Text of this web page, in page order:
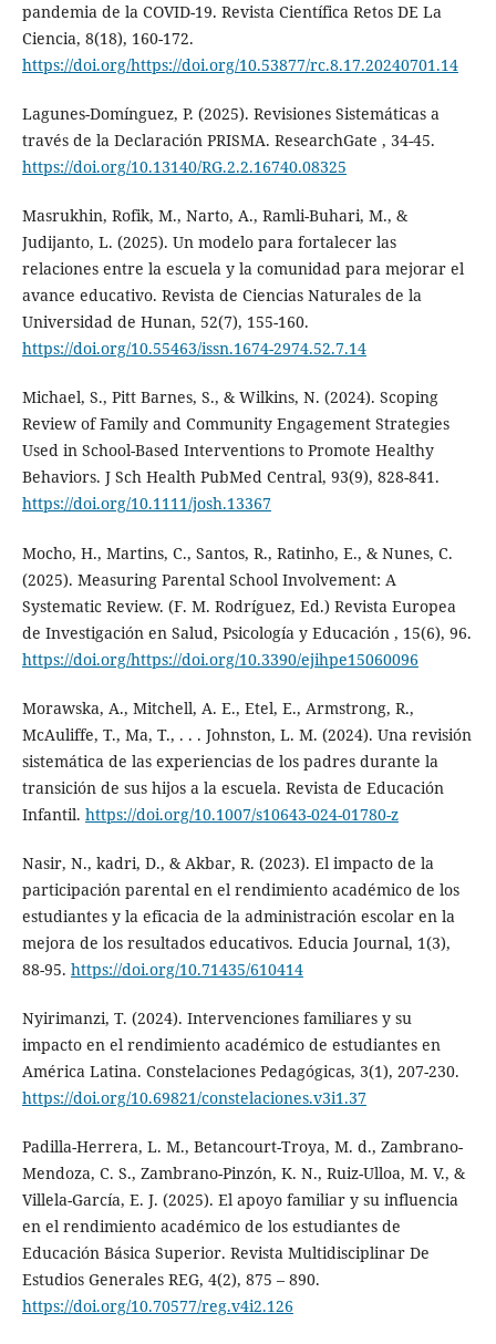
pandemia de la COVID-19. Revista Científica Retos DE La
Ciencia, 8(18), 160-172.
https://doi.org/https://doi.org/10.53877/rc.8.17.20240701.14
Lagunes-Domínguez, P. (2025). Revisiones Sistemáticas a
través de la Declaración PRISMA. ResearchGate , 34-45.
https://doi.org/10.13140/RG.2.2.16740.08325
Masrukhin, Rofik, M., Narto, A., Ramli-Buhari, M., &
Judijanto, L. (2025). Un modelo para fortalecer las
relaciones entre la escuela y la comunidad para mejorar el
avance educativo. Revista de Ciencias Naturales de la
Universidad de Hunan, 52(7), 155-160.
https://doi.org/10.55463/issn.1674-2974.52.7.14
Michael, S., Pitt Barnes, S., & Wilkins, N. (2024). Scoping
Review of Family and Community Engagement Strategies
Used in School-Based Interventions to Promote Healthy
Behaviors. J Sch Health PubMed Central, 93(9), 828-841.
https://doi.org/10.1111/josh.13367
Mocho, H., Martins, C., Santos, R., Ratinho, E., & Nunes, C.
(2025). Measuring Parental School Involvement: A
Systematic Review. (F. M. Rodríguez, Ed.) Revista Europea
de Investigación en Salud, Psicología y Educación , 15(6), 96.
https://doi.org/https://doi.org/10.3390/ejihpe15060096
Morawska, A., Mitchell, A. E., Etel, E., Armstrong, R.,
McAuliffe, T., Ma, T., . . . Johnston, L. M. (2024). Una revisión
sistemática de las experiencias de los padres durante la
transición de sus hijos a la escuela. Revista de Educación
Infantil. https://doi.org/10.1007/s10643-024-01780-z
Nasir, N., kadri, D., & Akbar, R. (2023). El impacto de la
participación parental en el rendimiento académico de los
estudiantes y la eficacia de la administración escolar en la
mejora de los resultados educativos. Educia Journal, 1(3),
88-95. https://doi.org/10.71435/610414
Nyirimanzi, T. (2024). Intervenciones familiares y su
impacto en el rendimiento académico de estudiantes en
América Latina. Constelaciones Pedagógicas, 3(1), 207-230.
https://doi.org/10.69821/constelaciones.v3i1.37
Padilla-Herrera, L. M., Betancourt-Troya, M. d., Zambrano-
Mendoza, C. S., Zambrano-Pinzón, K. N., Ruiz-Ulloa, M. V., &
Villela-García, E. J. (2025). El apoyo familiar y su influencia
en el rendimiento académico de los estudiantes de
Educación Básica Superior. Revista Multidisciplinar De
Estudios Generales REG, 4(2), 875 – 890.
https://doi.org/10.70577/reg.v4i2.126